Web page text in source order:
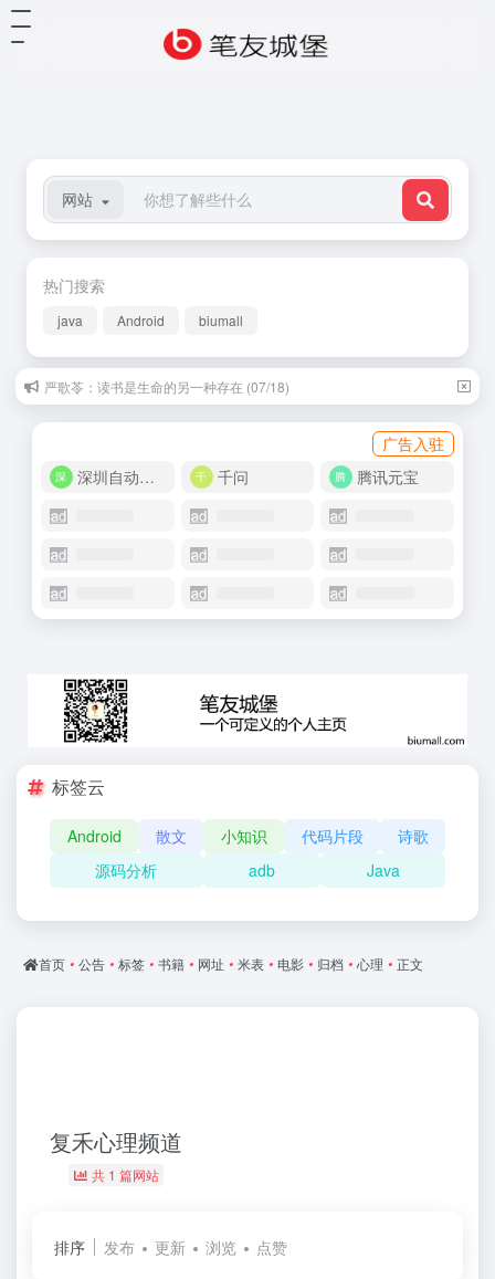
网站
热门搜索
java Android biumall
严歌苓：读书是生命的另一种存在 (07/18)
广告入驻
深圳自动化商城
千问 腾讯元宝
标签云
Android 散文 小知识 代码片段
诗歌
源码分析
adb Java
首页 • 公告 • 标签 • 书籍 • 网址 • 米表 • 电影 • 归档 • 心理 • 正文
复禾心理频道
共 1 篇网站
排序 发布 更新 浏览 点赞